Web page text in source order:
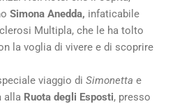
Simona Anedda, infaticabile
Multipla, che le ha tolto
la voglia di vivere e di scoprire
viaggio di Simonetta e
alla Ruota degli Esposti, presso